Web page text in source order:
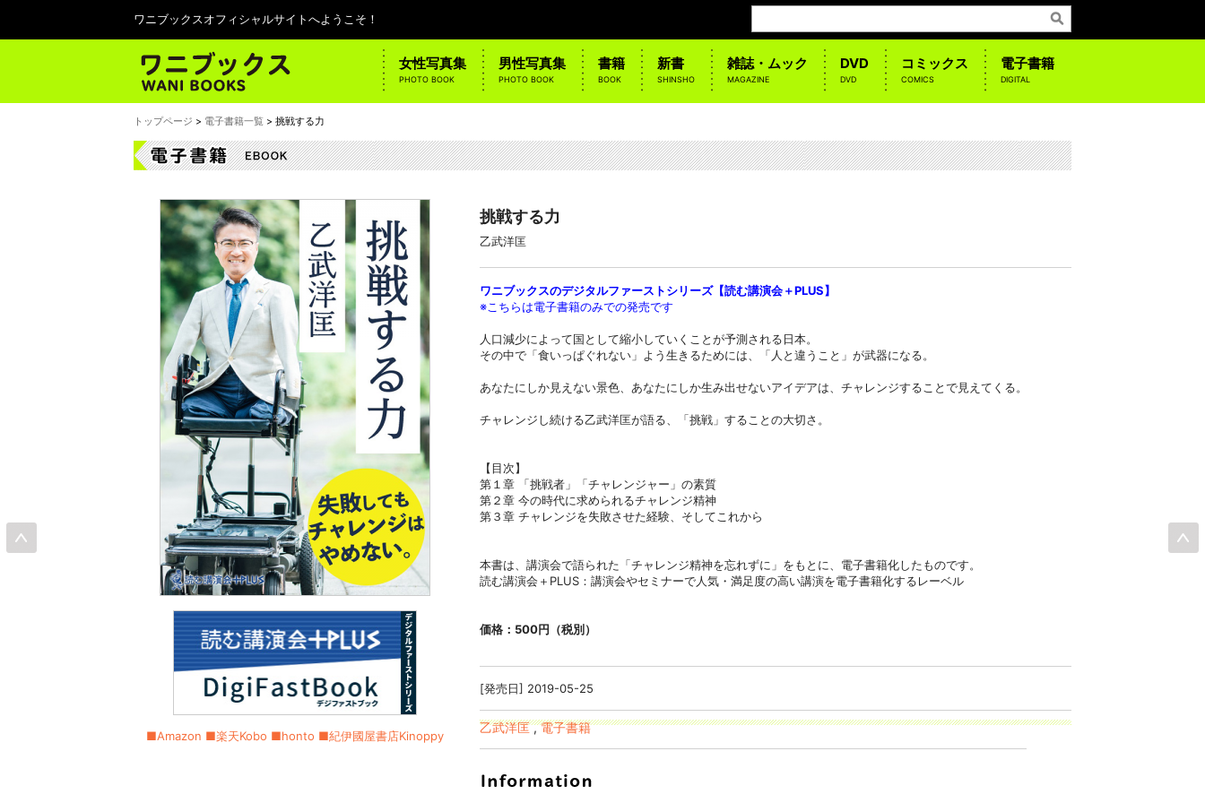
ワニブックスオフィシャルサイトへようこそ！
女性写真集
PHOTO BOOK
男性写真集
PHOTO BOOK
書籍
BOOK
新書
SHINSHO
雑誌・ムック
MAGAZINE
DVD
DVD
コミックス
COMICS
電子書籍
DIGITAL
トップページ > 電子書籍一覧 > 挑戦する力
■Amazon ■楽天Kobo ■honto ■紀伊國屋書店Kinoppy
挑戦する力
乙武洋匡
ワニブックスのデジタルファーストシリーズ【読む講演会＋PLUS】
※こちらは電子書籍のみでの発売です
人口減少によって国として縮小していくことが予測される日本。
その中で「食いっぱぐれない」よう生きるためには、「人と違うこと」が武器になる。
あなたにしか見えない景色、あなたにしか生み出せないアイデアは、チャレンジすることで見えてくる。
チャレンジし続ける乙武洋匡が語る、「挑戦」することの大切さ。
【目次】
第１章 「挑戦者」「チャレンジャー」の素質
第２章 今の時代に求められるチャレンジ精神
第３章 チャレンジを失敗させた経験、そしてこれから
本書は、講演会で語られた「チャレンジ精神を忘れずに」をもとに、電子書籍化したものです。
読む講演会＋PLUS：講演会やセミナーで人気・満足度の高い講演を電子書籍化するレーベル
価格：500円（税別）
[発売日] 2019-05-25
乙武洋匡,電子書籍